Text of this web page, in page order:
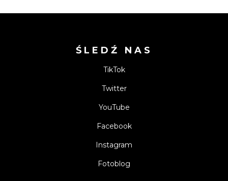
ŚLEDŹ NAS
TikTok
Twitter
YouTube
Facebook
Instagram
Fotoblog